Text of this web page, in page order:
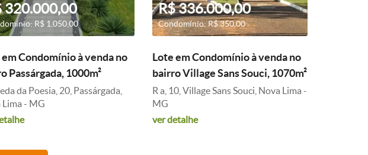
320.000,00
R$ 1.050,00
Condomínio à venda no
Passárgada, 1000m²
da Poesia, 20, Passárgada,
Lima - MG
R$ 336.000,00
Condomínio: R$ 350,00
Lote em Condomínio à venda no
bairro Village Sans Souci, 1070m²
R a, 10, Village Sans Souci, Nova Lima -
MG
ver detalhe